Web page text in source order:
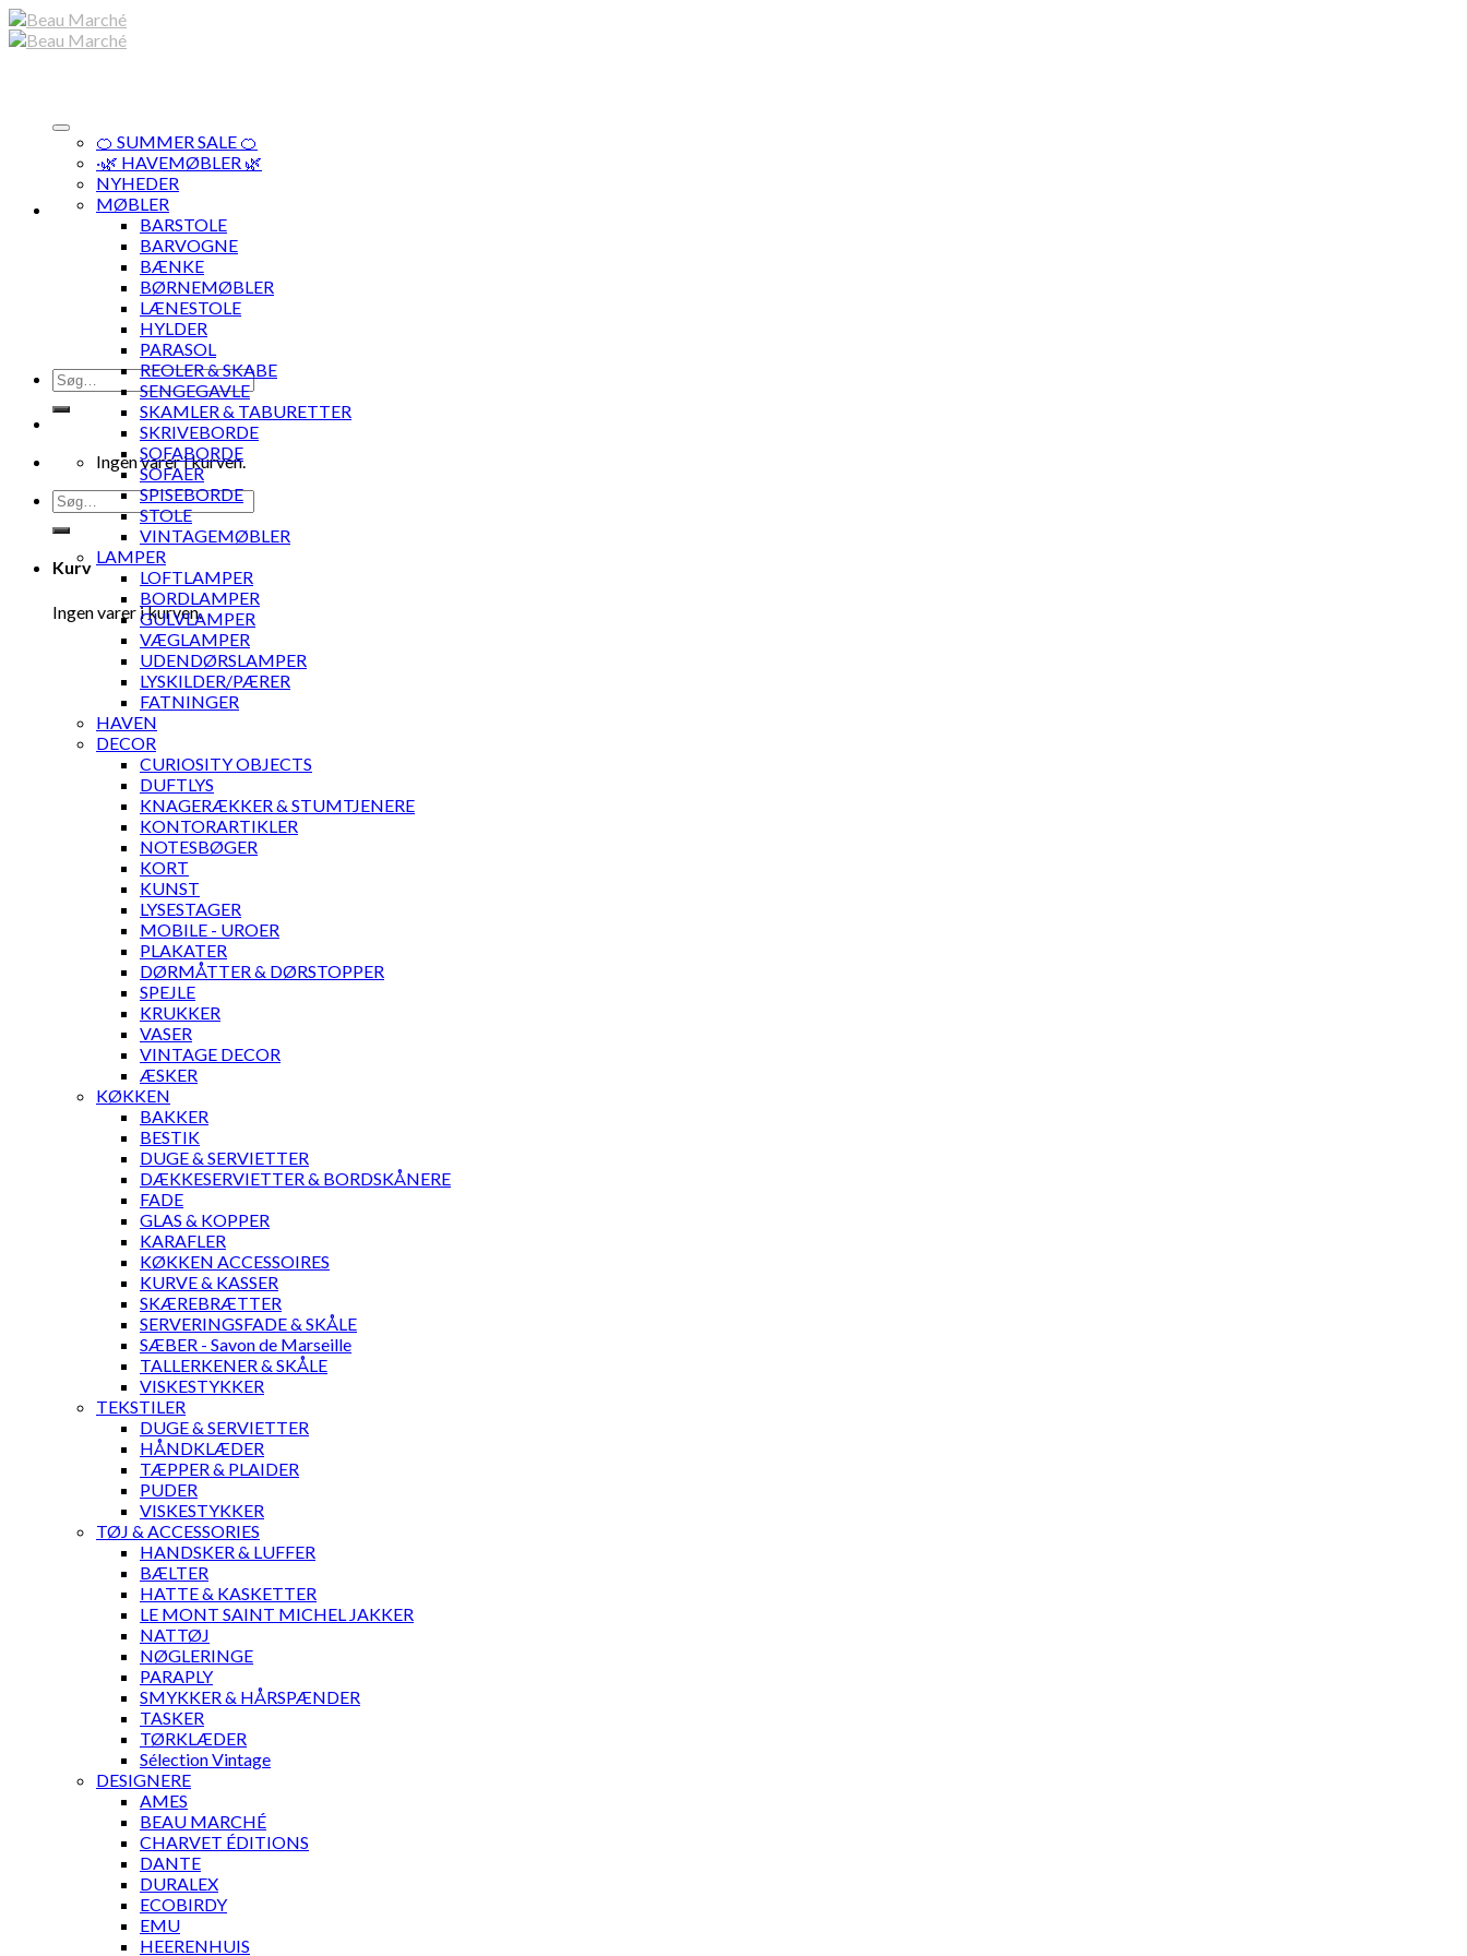
Skip
to
Søg
efter:
Ingen varer i kurven.
Søg
efter:
Kurv
Ingen varer i kurven.
🍊 SUMMER SALE 🍊
·🌿 HAVEMØBLER 🌿
NYHEDER
MØBLER
BARSTOLE
BARVOGNE
BÆNKE
BØRNEMØBLER
LÆNESTOLE
HYLDER
PARASOL
REOLER & SKABE
SENGEGAVLE
SKAMLER & TABURETTER
SKRIVEBORDE
SOFABORDE
SOFAER
SPISEBORDE
STOLE
VINTAGEMØBLER
LAMPER
LOFTLAMPER
BORDLAMPER
GULVLAMPER
VÆGLAMPER
UDENDØRSLAMPER
LYSKILDER/PÆRER
FATNINGER
HAVEN
DECOR
CURIOSITY OBJECTS
DUFTLYS
KNAGERÆKKER & STUMTJENERE
KONTORARTIKLER
NOTESBØGER
KORT
KUNST
LYSESTAGER
MOBILE - UROER
PLAKATER
DØRMÅTTER & DØRSTOPPER
SPEJLE
KRUKKER
VASER
VINTAGE DECOR
ÆSKER
KØKKEN
BAKKER
BESTIK
DUGE & SERVIETTER
DÆKKESERVIETTER & BORDSKÅNERE
FADE
GLAS & KOPPER
KARAFLER
KØKKEN ACCESSOIRES
KURVE & KASSER
SKÆREBRÆTTER
SERVERINGSFADE & SKÅLE
SÆBER - Savon de Marseille
TALLERKENER & SKÅLE
VISKESTYKKER
TEKSTILER
DUGE & SERVIETTER
HÅNDKLÆDER
TÆPPER & PLAIDER
PUDER
VISKESTYKKER
TØJ & ACCESSORIES
HANDSKER & LUFFER
BÆLTER
HATTE & KASKETTER
LE MONT SAINT MICHEL JAKKER
NATTØJ
NØGLERINGE
PARAPLY
SMYKKER & HÅRSPÆNDER
TASKER
TØRKLÆDER
Sélection Vintage
DESIGNERE
AMES
BEAU MARCHÉ
CHARVET ÉDITIONS
DANTE
DURALEX
ECOBIRDY
EMU
HEERENHUIS